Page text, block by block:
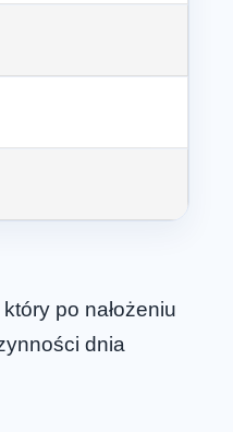
po nałożeniu
dnia